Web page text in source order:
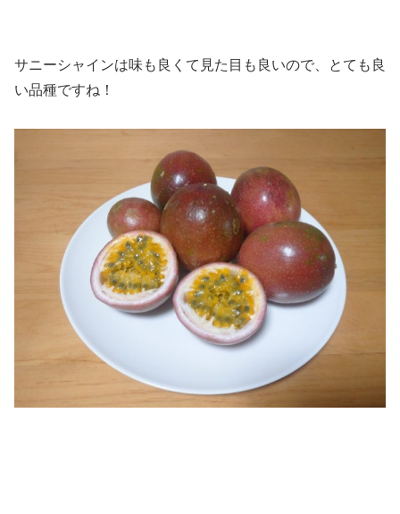
サニーシャインは味も良くて見た目も良いので、とても良
い品種ですね！